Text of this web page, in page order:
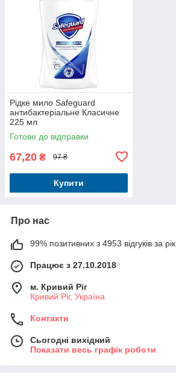
Рідке мило Safeguard
антибактеріальне Класичне
225 мл
Готово до відправки
67,20 ₴ 97 ₴
Купити
Про нас
99% позитивних з 4953 відгуків за рік
Працює з 27.10.2018
м. Кривий Ріг
Кривий Ріг, Україна
Контакти
Сьогодні вихідний
Показати весь графік роботи